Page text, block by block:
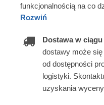
funkcjonalnością na co
Rozwiń
Dostawa w
dostawy może
od dostępności
logistyki.
uzyskania